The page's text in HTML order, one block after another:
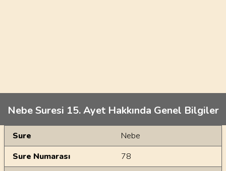
Nebe Suresi 15. Ayet Hakkında Genel Bilgiler
Genel Bilgiler
Sure
Nebe
Sure Numarası
78